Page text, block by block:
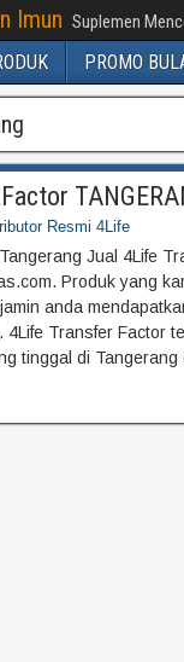
Imun Suplemen
PROMO
Resmi 4Life
Jual 4Life
Produk yang
anda
4Life Transfer Factor
tinggal di